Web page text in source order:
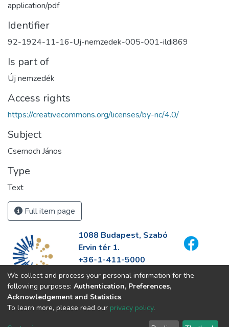
application/pdf
Identifier
92-1924-11-16-Uj-nemzedek-005-001-ildi869
Is part of
Új nemzedék
Access rights
https://creativecommons.org/licenses/by-nc/4.0/
Subject
Csernoch János
Type
Text
Full item page
1088 Budapest, Szabó
Ervin tér 1.
+36-1-411-5000
info@fszek.hu
https://fszek.hu
We collect and process your personal information for the
following purposes: Authentication, Preferences,
Acknowledgement and Statistics.
To learn more, please read our privacy policy.